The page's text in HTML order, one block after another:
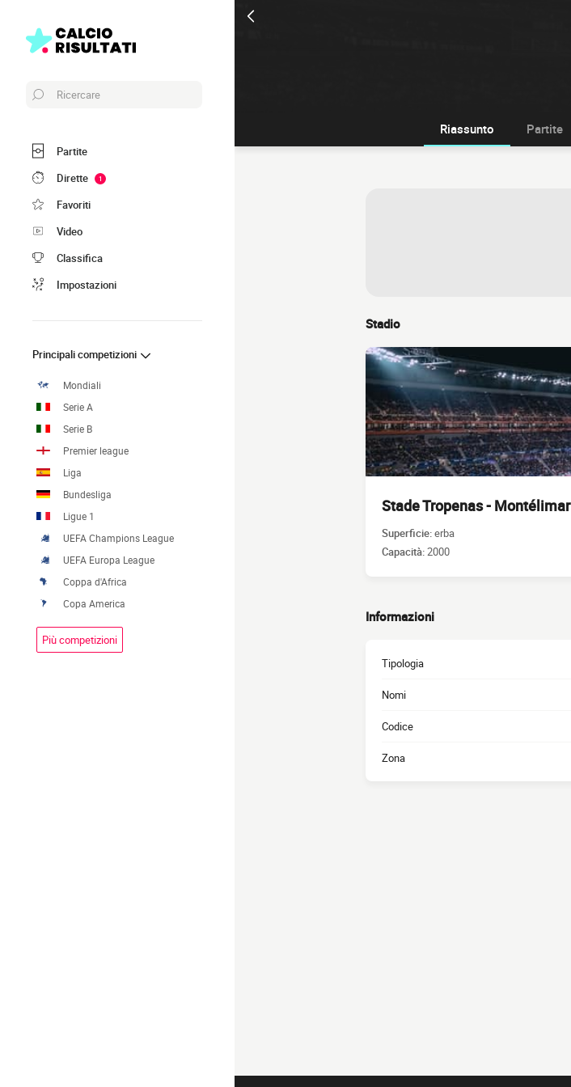
Ricercare
Partite
Dirette
1
Favoriti
Video
Classifica
Impostazioni
Principali competizioni
Mondiali
Serie A
Serie B
Premier league
Liga
Bundesliga
Ligue 1
UEFA Champions League
UEFA Europa League
Coppa d'Africa
Copa America
Più competizioni
Riassunto Partite
Stadio
Stade Tropenas - Montélimar
Superficie:erba
Capacità:2000
Informazioni
Tipologia
Nomi
Codice
Zona